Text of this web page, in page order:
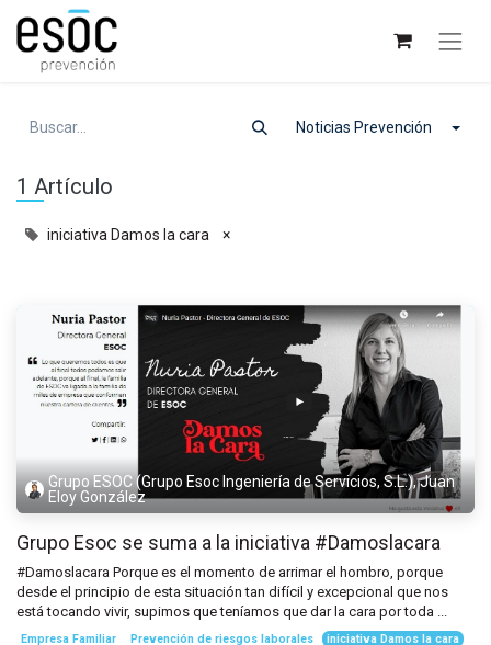
Noticias Prevención
1 Artículo
iniciativa Damos la cara ×
Grupo ESOC (Grupo Esoc Ingeniería de Servicios, S.L.), Juan
Eloy González
Grupo Esoc se suma a la iniciativa #Damoslacara
#Damoslacara Porque es el momento de arrimar el hombro, porque
desde el principio de esta situación tan difícil y excepcional que nos
está tocando vivir, supimos que teníamos que dar la cara por toda ...
Empresa Familiar Prevención de riesgos laborales iniciativa Damos la cara